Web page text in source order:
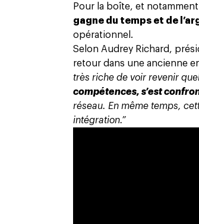
Pour la boîte, et
gagne du temps et de
opérationnel.
Selon Audrey Richard,
retour dans une ancienne
très riche de voir revenir
compétences, s’est
réseau. En même temps,
intégration.”